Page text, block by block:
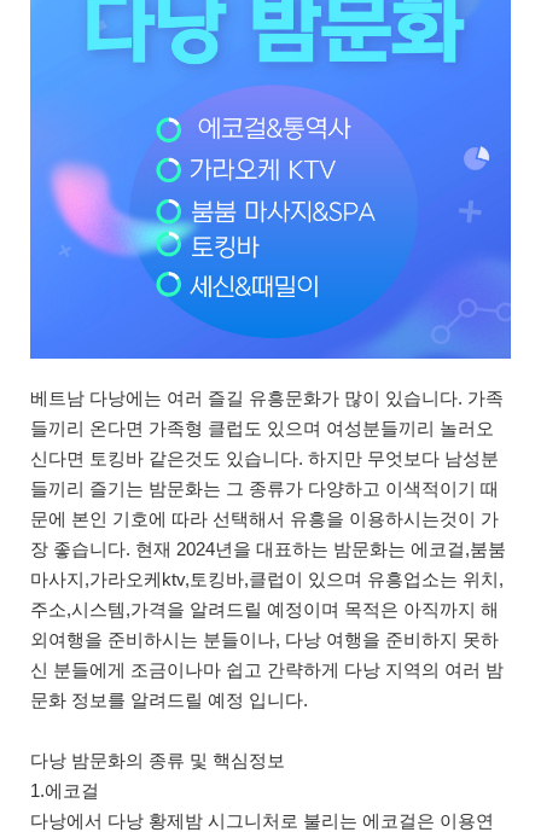
베트남 다낭에는 여러 즐길 유흥문화가 많이 있습니다. 가족
들끼리 온다면 가족형 클럽도 있으며 여성분들끼리 놀러오
신다면 토킹바 같은것도 있습니다. 하지만 무엇보다 남성분
들끼리 즐기는 밤문화는 그 종류가 다양하고 이색적이기 때
문에 본인 기호에 따라 선택해서 유흥을 이용하시는것이 가
장 좋습니다. 현재 2024년을 대표하는 밤문화는 에코걸,붐붐
마사지,가라오케ktv,토킹바,클럽이 있으며 유흥업소는 위치,
주소,시스템,가격을 알려드릴 예정이며 목적은 아직까지 해
외여행을 준비하시는 분들이나, 다낭 여행을 준비하지 못하
신 분들에게 조금이나마 쉽고 간략하게 다낭 지역의 여러 밤
문화 정보를 알려드릴 예정 입니다.
다낭 밤문화의 종류 및 핵심정보
1.에코걸
다낭에서 다낭 황제밤 시그니처로 불리는 에코걸은 이용연